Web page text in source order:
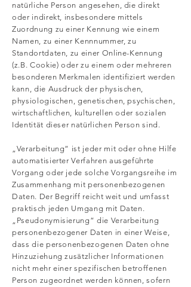
natürliche Person angesehen, die direkt
oder indirekt, insbesondere mittels
Zuordnung zu einer Kennung wie einem
Namen, zu einer Kennnummer, zu
Standortdaten, zu einer Online-Kennung
(z.B. Cookie) oder zu einem oder mehreren
besonderen Merkmalen identifiziert werden
kann, die Ausdruck der physischen,
physiologischen, genetischen, psychischen,
wirtschaftlichen, kulturellen oder sozialen
Identität dieser natürlichen Person sind.
„Verarbeitung“ ist jeder mit oder ohne Hilfe
automatisierter Verfahren ausgeführte
Vorgang oder jede solche Vorgangsreihe im
Zusammenhang mit personenbezogenen
Daten. Der Begriff reicht weit und umfasst
praktisch jeden Umgang mit Daten.
„Pseudonymisierung“ die Verarbeitung
personenbezogener Daten in einer Weise,
dass die personenbezogenen Daten ohne
Hinzuziehung zusätzlicher Informationen
nicht mehr einer spezifischen betroffenen
Person zugeordnet werden können, sofern